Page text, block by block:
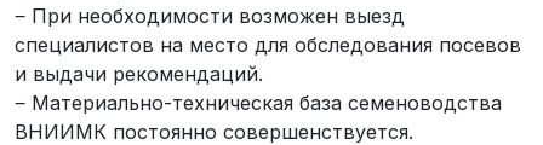
‒ При необходимости возможен выезд
специалистов на место для обследования посевов
и выдачи рекомендаций.
‒ Материально-техническая база семеноводства
ВНИИМК постоянно совершенствуется.